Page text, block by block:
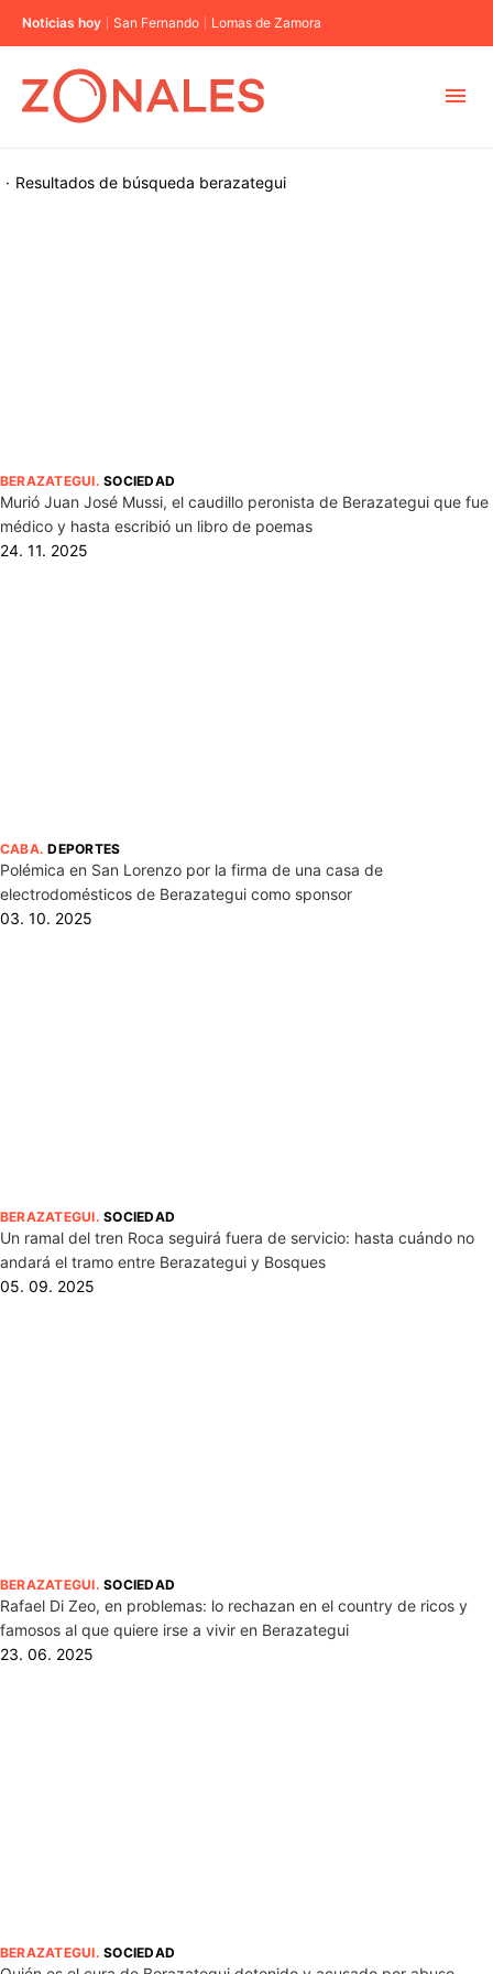
Noticias hoy San Fernando Lomas de Zamora
Resultados de búsqueda
· berazategui
BERAZATEGUI.SOCIEDAD
Murió Juan José Mussi, el caudillo peronista de Berazategui que fue
médico y hasta escribió un libro de poemas
24. 11. 2025
CABA.DEPORTES
Polémica en San Lorenzo por la firma de una casa de
electrodomésticos de Berazategui como sponsor
03. 10. 2025
BERAZATEGUI.SOCIEDAD
Un ramal del tren Roca seguirá fuera de servicio: hasta cuándo no
andará el tramo entre Berazategui y Bosques
05. 09. 2025
BERAZATEGUI.SOCIEDAD
Rafael Di Zeo, en problemas: lo rechazan en el country de ricos y
famosos al que quiere irse a vivir en Berazategui
23. 06. 2025
BERAZATEGUI.SOCIEDAD